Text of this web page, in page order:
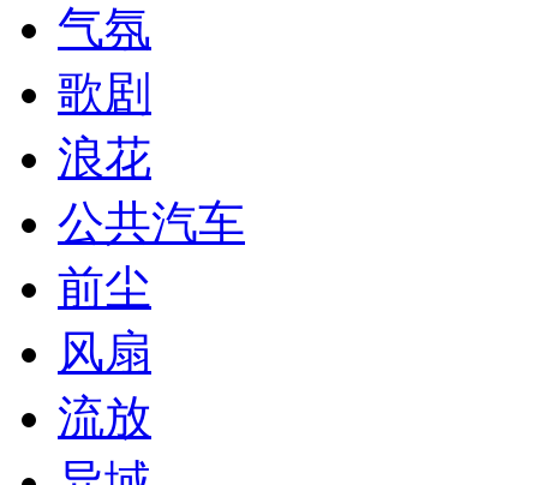
气氛
歌剧
浪花
公共汽车
前尘
风扇
流放